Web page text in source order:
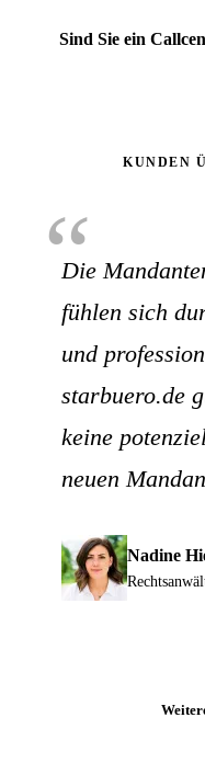
Anrufer frühzeitig auf
Sind Sie ein
KUNDEN
“
Die
fühlen sich
und
starbuero.de
keine
neuen
Nadine